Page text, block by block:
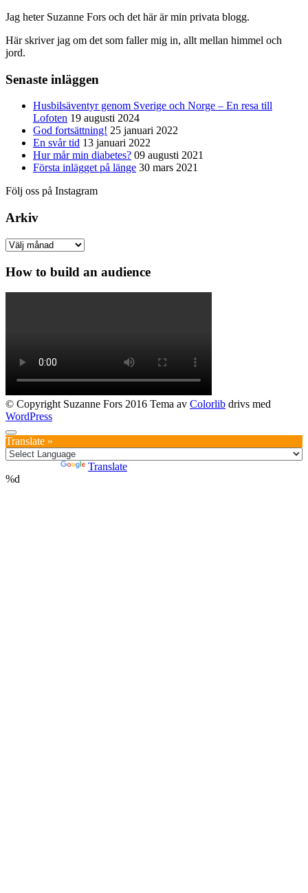
Jag heter Suzanne Fors och det här är min privata blogg.
Här skriver jag om det som faller mig in, allt mellan himmel och
jord.
Senaste inläggen
Husbilsäventyr genom Sverige och Norge – En resa till
Lofoten 19 augusti 2024
God fortsättning! 25 januari 2022
En svår tid 13 januari 2022
Hur mår min diabetes? 09 augusti 2021
Första inlägget på länge 30 mars 2021
Följ oss på Instagram
Arkiv
Arkiv
How to build an audience
© Copyright Suzanne Fors 2016 Tema av Colorlib drivs med
WordPress
Translate »
Translate
%d